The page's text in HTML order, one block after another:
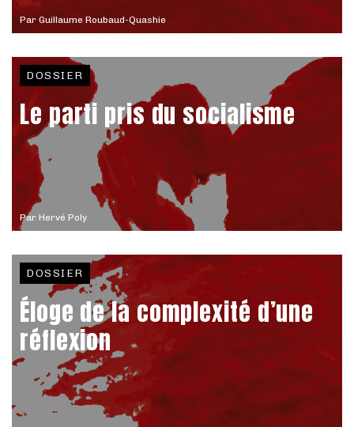
Par Guillaume Roubaud-Quashie
Par Hervé Poly
DOSSIER
Le parti pris du socialisme
DOSSIER
Éloge de la complexité d’une
réflexion